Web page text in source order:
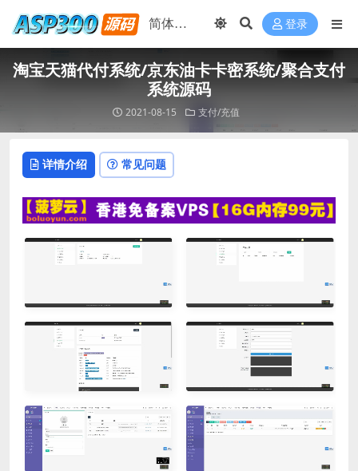
登录
淘宝天猫代付系统/京东油卡卡密系统/聚合支付
系统源码
2021-08-15 支付/充值
详情介绍 常见问题